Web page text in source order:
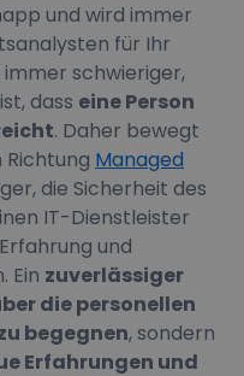
und wird immer
für Ihr
schwieriger,
dass eine Person
. Daher bewegt
Managed
die Sicherheit des
IT-Dienstleister
und
Ein zuverlässiger
die personellen
begegnen, sondern
Erfahrungen und